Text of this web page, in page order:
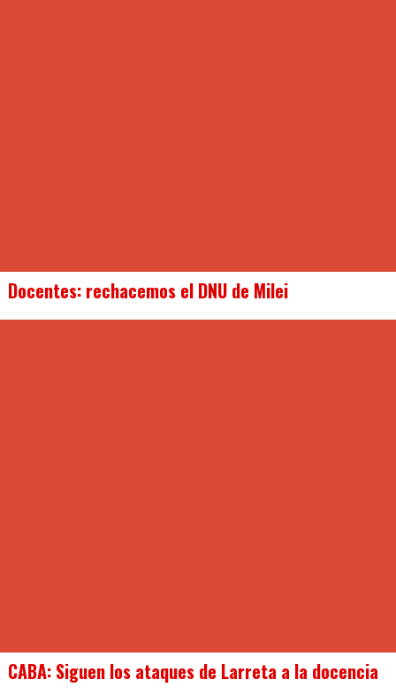
Docentes: rechacemos el DNU de Milei
CABA: Siguen los ataques de Larreta a la docencia